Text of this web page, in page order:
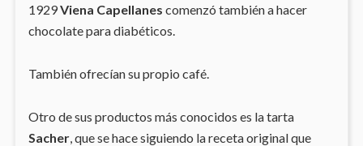
1929Viena Capellanes comenzó también a hacer
chocolate para diabéticos.
También ofrecían su propio café.
Otro de sus productos más conocidos es la tarta
Sacher, que se hace siguiendo la receta original que